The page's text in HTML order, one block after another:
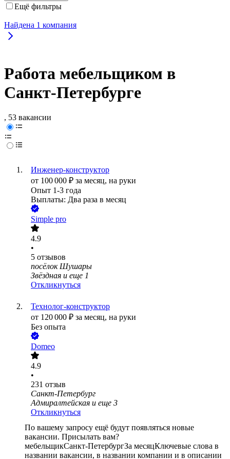
Ещё фильтры
Найдена 1 компания
Работа мебельщиком в
Санкт-Петербурге
, 53 вакансии
Инженер-конструктор
от 100 000 ₽ за месяц, на руки
Опыт 1-3 года
Выплаты: Два раза в месяц
Simple pro
4.9
•
5 отзывов
посёлок Шушары
Звёздная и еще 1
Откликнуться
Технолог-конструктор
от 120 000 ₽ за месяц, на руки
Без опыта
Domeo
4.9
•
231 отзыв
Санкт-Петербург
Адмиралтейская и еще 3
Откликнуться
По вашему запросу ещё будут появляться новые
вакансии. Присылать вам?
мебельщикСанкт-ПетербургЗа месяцКлючевые слова в
названии вакансии, в названии компании и в описании